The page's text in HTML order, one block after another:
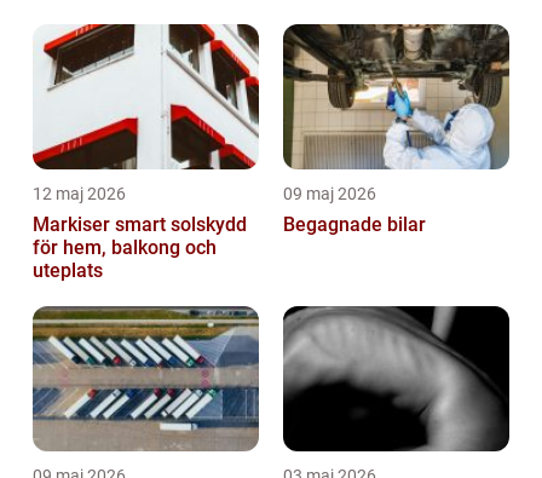
12 maj 2026
Markiser smart solskydd
för hem, balkong och
uteplats
09 maj 2026
Begagnade bilar